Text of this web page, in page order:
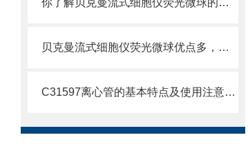
你了解贝克曼流式细胞仪荧光微球的制备之怎样的吗
贝克曼流式细胞仪荧光微球优点多，实用效果好
C31597离心管的基本特点及使用注意事项